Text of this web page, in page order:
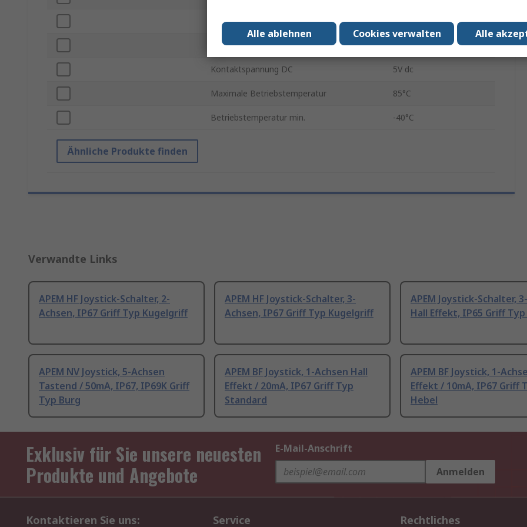
Kontaktmaterial Edelstahl
Lebensdauer mechanisch 5000000Cycles
Kontaktspannung DC 5V dc
Maximale Betriebstemperatur 85°C
Betriebstemperatur min. -40°C
Ähnliche Produkte finden
Verwandte Links
APEM HF Joystick-Schalter, 2-
Achsen, IP67 Griff Typ Kugelgriff
APEM HF Joystick-Schalter, 3-
Achsen, IP67 Griff Typ Kugelgriff
APEM Joystick-Schalter,
Hall Effekt, IP65 Griff
APEM NV Joystick, 5-Achsen
Tastend / 50mA, IP67, IP69K Griff
Typ Burg
APEM BF Joystick, 1-Achsen Hall
Effekt / 20mA, IP67 Griff Typ
Standard
APEM BF Joystick, 1-
Effekt / 10mA, IP67 Griff
Hebel
Exklusiv für Sie unsere neuesten
Produkte und Angebote
E-Mail-Anschrift
Anmelden
Kontaktieren Sie uns: Service Rechtliches
Alle
Cookies verwalten
Alle ablehnen